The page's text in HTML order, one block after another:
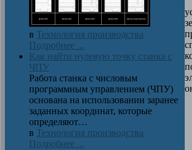
в Технология производства
Подробнее ...
Как найти нулевую точку станка с
ЧПУ
Работа станка с числовым
программным управлением (ЧПУ)
основана на использовании заранее
заданных координат, которые
определяют…
в Технология производства
Подробнее ...